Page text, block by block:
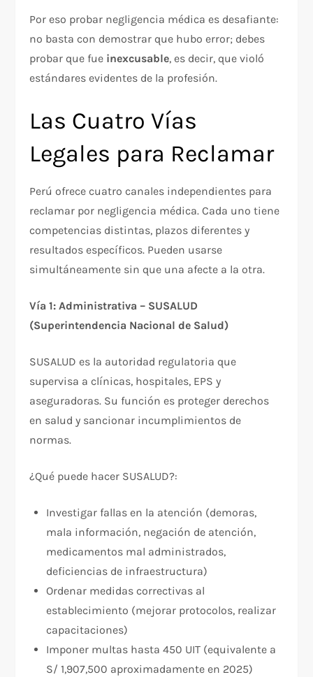
Por eso probar negligencia médica es desafiante:
no basta con demostrar que hubo error; debes
probar que fue inexcusable, es decir, que violó
estándares evidentes de la profesión.
Las Cuatro Vías
Legales para Reclamar
Perú ofrece cuatro canales independientes para
reclamar por negligencia médica. Cada uno tiene
competencias distintas, plazos diferentes y
resultados específicos. Pueden usarse
simultáneamente sin que una afecte a la otra.
Vía 1: Administrativa – SUSALUD
(Superintendencia Nacional de Salud)
SUSALUD es la autoridad regulatoria que
supervisa a clínicas, hospitales, EPS y
aseguradoras. Su función es proteger derechos
en salud y sancionar incumplimientos de
normas.​
¿Qué puede hacer SUSALUD?:​
Investigar fallas en la atención (demoras,
mala información, negación de atención,
medicamentos mal administrados,
deficiencias de infraestructura)
Ordenar medidas correctivas al
establecimiento (mejorar protocolos, realizar
capacitaciones)
Imponer multas hasta 450 UIT (equivalente a
S/ 1,907,500 aproximadamente en 2025)​